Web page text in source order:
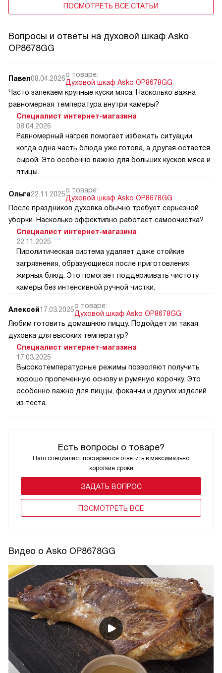
ПОСМОТРЕТЬ ВСЕ СТАТЬИ
Вопросы и ответы на духовой шкаф Asko
OP8678GG
Есть вопросы о товаре?
Наш специалист постарается ответить в максимально
короткие сроки
ЗАДАТЬ ВОПРОС
ПОCМОТРЕТЬ ВСЕ
Павел08.04.2026о товаре:
Духовой шкаф Asko OP8678GG
Часто запекаем крупные куски мяса. Насколько важна
равномерная температура внутри камеры?
Специалист интернет-магазина
08.04.2026
Равномерный нагрев помогает избежать ситуации,
когда одна часть блюда уже готова, а другая остается
сырой. Это особенно важно для больших кусков мяса и
птицы.
Ольга22.11.2025о товаре:
Духовой шкаф Asko OP8678GG
После праздников духовка обычно требует серьезной
уборки. Насколько эффективно работает самоочистка?
Специалист интернет-магазина
22.11.2025
Пиролитическая система удаляет даже стойкие
загрязнения, образующиеся после приготовления
жирных блюд. Это помогает поддерживать чистоту
камеры без интенсивной ручной чистки.
Алексей17.03.2025о товаре:
Духовой шкаф Asko OP8678GG
Любим готовить домашнюю пиццу. Подойдет ли такая
духовка для высоких температур?
Специалист интернет-магазина
17.03.2025
Высокотемпературные режимы позволяют получить
хорошо пропеченную основу и румяную корочку. Это
особенно важно для пиццы, фокаччи и других изделий
из теста.
Видео о Asko OP8678GG